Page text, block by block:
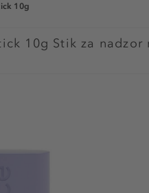
10g
10g Stik za nadzor